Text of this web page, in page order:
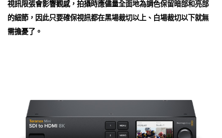
視訊限張會影響觀感，拍攝時應儘量全面地為調色保留暗部和亮部
的細節，因此只要確保視訊都在黑場裁切以上、白場裁切以下就無
需擔憂了。